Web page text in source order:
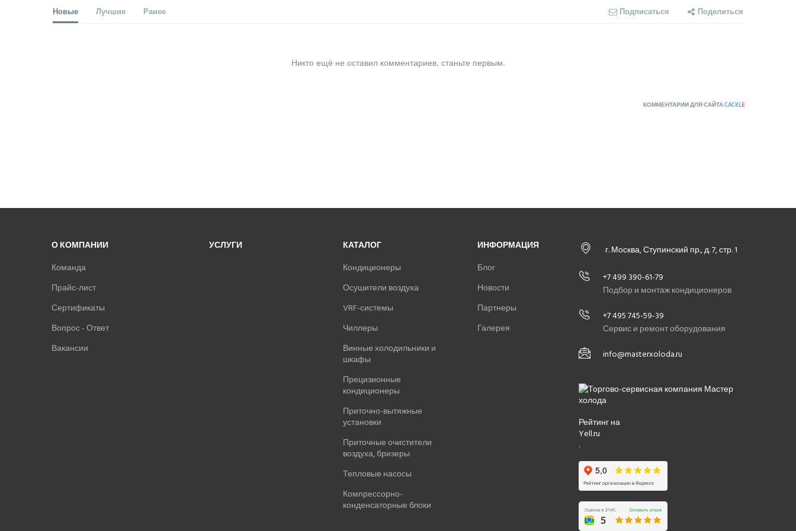
Новые Лучшие Ранее Подписаться Поделиться
Никто ещё не оставил комментариев, станьте первым.
КОММЕНТАРИИ ДЛЯ САЙТАCACKLE
О КОМПАНИИ
Команда
Прайс-лист
Сертификаты
Вопрос - Ответ
Вакансии
УСЛУГИ
КАТАЛОГ
Кондиционеры
Осушители воздуха
VRF-системы
Чиллеры
Винные холодильники и
шкафы
Прецизионные
кондиционеры
Приточно-вытяжные
установки
Приточные очистители
воздуха, бризеры
Тепловые насосы
Компрессорно-
конденсаторные блоки
ИНФОРМАЦИЯ
Блог
Новости
Партнеры
Галерея
г. Москва, Ступинский пр., д. 7, стр. 1
+7 499 390-61-79
Подбор и монтаж кондиционеров
+7 495 745-59-39
Сервис и ремонт оборудования
info@masterxoloda.ru
Рейтинг на
Yell.ru
.